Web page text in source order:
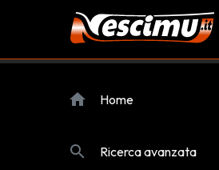
home Home
search Ricerca avanzata